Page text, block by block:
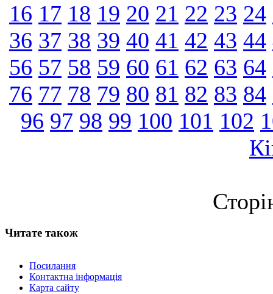
16 17 18 19 20 21 22 23 24
36 37 38 39 40 41 42 43 44
56 57 58 59 60 61 62 63 64
76 77 78 79 80 81 82 83 84
96 97 98 99 100 101 102
Читате також
Посилання
Контактна інформація
Карта сайту